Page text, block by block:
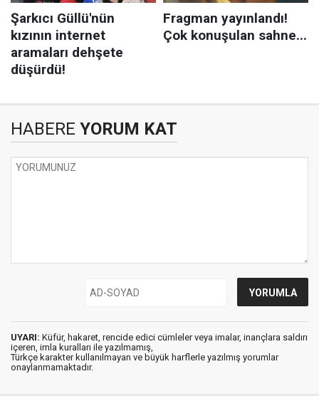
HABERE YORUM KAT
UYARI: Küfür, hakaret, rencide edici cümleler veya imalar, inançlara saldırı
içeren, imla kuralları ile yazılmamış,
Türkçe karakter kullanılmayan ve büyük harflerle yazılmış yorumlar
onaylanmamaktadır.